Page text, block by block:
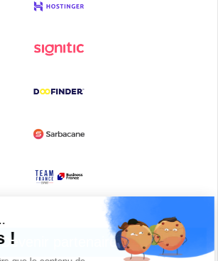
Devenir partenaire